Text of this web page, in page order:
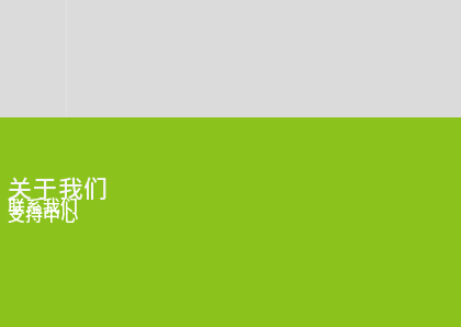
关于我们
联系我们
支持中心